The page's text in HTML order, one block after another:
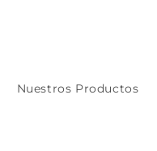
Nuestros Productos